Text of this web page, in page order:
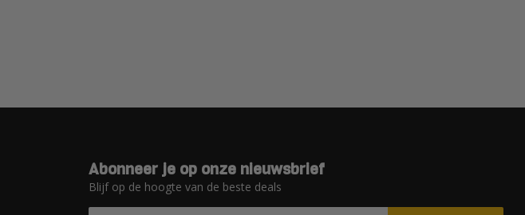
Abonneer je op onze nieuwsbrief
Blijf op de hoogte van de beste deals